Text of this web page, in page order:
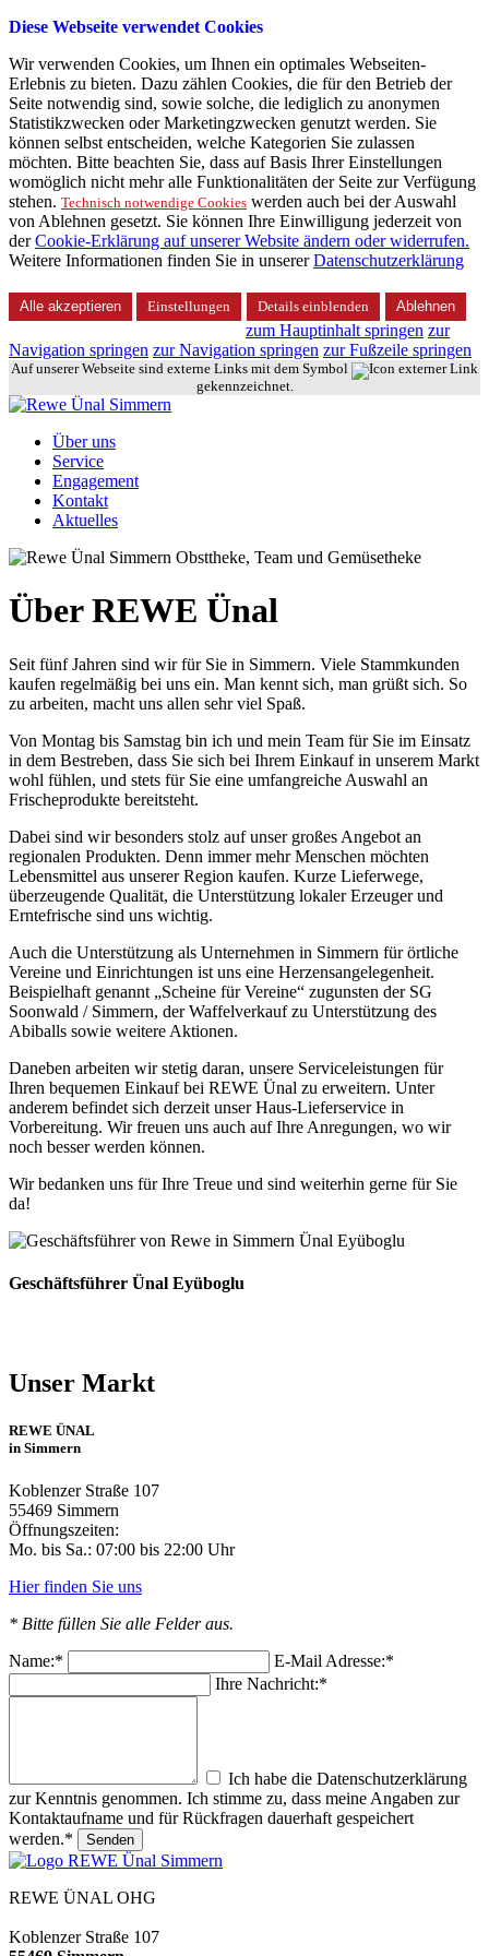
Diese Webseite verwendet Cookies
Wir verwenden Cookies, um Ihnen ein optimales Webseiten-
Erlebnis zu bieten. Dazu zählen Cookies, die für den Betrieb der
Seite notwendig sind, sowie solche, die lediglich zu anonymen
Statistikzwecken oder Marketingzwecken genutzt werden. Sie
können selbst entscheiden, welche Kategorien Sie zulassen
möchten. Bitte beachten Sie, dass auf Basis Ihrer Einstellungen
womöglich nicht mehr alle Funktionalitäten der Seite zur Verfügung
stehen. Technisch notwendige Cookies werden auch bei der Auswahl
von Ablehnen gesetzt. Sie können Ihre Einwilligung jederzeit von
derCookie-Erklärung auf unserer Website ändern oder widerrufen.
Weitere Informationen finden Sie in unsererDatenschutzerklärung
Alle akzeptieren Einstellungen Details einblenden Ablehnen
zum Hauptinhalt springen zur
Navigation springen zur Navigation springen zur Fußzeile springen
Auf unserer Webseite sind externe Links mit dem Symbol
gekennzeichnet.
Über uns
Service
Engagement
Kontakt
Aktuelles
Über REWE Ünal
Seit fünf Jahren sind wir für Sie in Simmern. Viele Stammkunden
kaufen regelmäßig bei uns ein. Man kennt sich, man grüßt sich. So
zu arbeiten, macht uns allen sehr viel Spaß.
Von Montag bis Samstag bin ich und mein Team für Sie im Einsatz
in dem Bestreben, dass Sie sich bei Ihrem Einkauf in unserem Markt
wohl fühlen, und stets für Sie eine umfangreiche Auswahl an
Frischeprodukte bereitsteht.
Dabei sind wir besonders stolz auf unser großes Angebot an
regionalen Produkten. Denn immer mehr Menschen möchten
Lebensmittel aus unserer Region kaufen. Kurze Lieferwege,
überzeugende Qualität, die Unterstützung lokaler Erzeuger und
Erntefrische sind uns wichtig.
Auch die Unterstützung als Unternehmen in Simmern für örtliche
Vereine und Einrichtungen ist uns eine Herzensangelegenheit.
Beispielhaft genannt „Scheine für Vereine“ zugunsten der SG
Soonwald / Simmern, der Waffelverkauf zu Unterstützung des
Abiballs sowie weitere Aktionen.
Daneben arbeiten wir stetig daran, unsere Serviceleistungen für
Ihren bequemen Einkauf bei REWE Ünal zu erweitern. Unter
anderem befindet sich derzeit unser Haus-Lieferservice in
Vorbereitung. Wir freuen uns auch auf Ihre Anregungen, wo wir
noch besser werden können.
Wir bedanken uns für Ihre Treue und sind weiterhin gerne für Sie
da!
Geschäftsführer Ünal Eyüboglu
Unser Markt
REWE ÜNAL
in Simmern
Koblenzer Straße 107
55469 Simmern
Öffnungszeiten:
Mo. bis Sa.: 07:00 bis 22:00 Uhr
Hier finden Sie uns
* Bitte füllen Sie alle Felder aus.
Name:*
E-Mail Adresse:*
Ihre Nachricht:*
Ich habe die Datenschutzerklärung
zur Kenntnis genommen. Ich stimme zu, dass meine Angaben zur
Kontaktaufname und für Rückfragen dauerhaft gespeichert
werden.*
Senden
REWE ÜNAL OHG
Koblenzer Straße 107